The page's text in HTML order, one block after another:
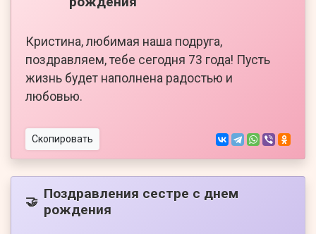
Кристина, любимая наша подруга,
поздравляем, тебе сегодня 73 года! Пусть
жизнь будет наполнена радостью и
любовью.
Скопировать
🤝 Поздравления сестре с днем
рождения